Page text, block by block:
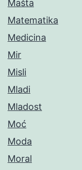
Mašta
Matematika
Medicina
Mir
Misli
Mladi
Mladost
Moć
Moda
Moral